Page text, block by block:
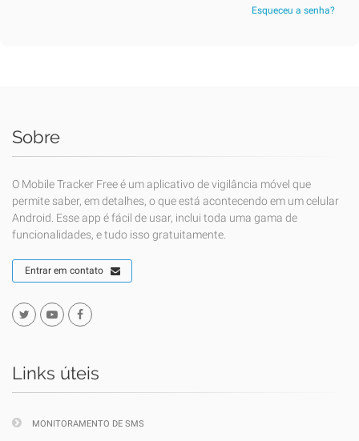
Esqueceu a senha?
Sobre
O Mobile Tracker Free é um aplicativo de vigilância móvel que
permite saber, em detalhes, o que está acontecendo em um celular
Android. Esse app é fácil de usar, inclui toda uma gama de
funcionalidades, e tudo isso gratuitamente.
Entrar em contato
Links úteis
MONITORAMENTO DE SMS